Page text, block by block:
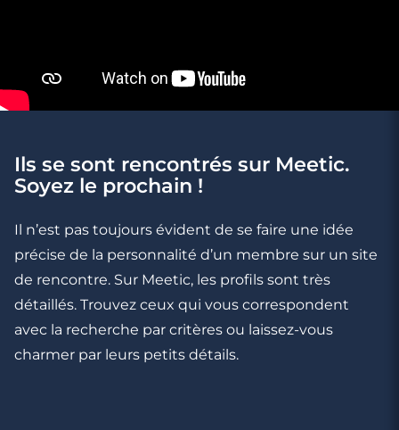
3 minutes
Une Aventure Pétillante
Ils se sont rencontrés sur Meetic.
Soyez le prochain !
Il n’est pas toujours évident de se faire une idée
précise de la personnalité d’un membre sur un site
de rencontre. Sur Meetic, les profils sont très
détaillés. Trouvez ceux qui vous correspondent
avec la recherche par critères ou laissez-vous
charmer par leurs petits détails.